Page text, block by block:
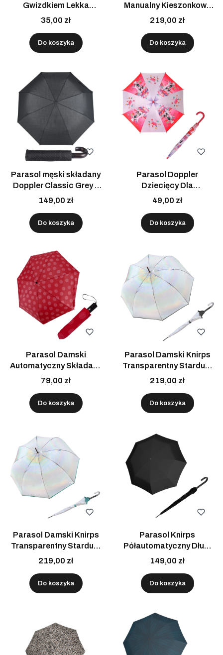
Gwizdkiem Lekka
Automatyczna Różowa
-Żyrafy
35,00 zł
Do koszyka
Manualny Kieszonkowy
Lekki Składany Z
Pokrowcem Knirps X1
219,00 zł
Do koszyka
Parasol męski składany
Doppler Classic Grey z
drewnianą rączką
149,00 zł
Do koszyka
Parasol Doppler
Dziecięcy Dla
Dziewczynki Manualny
Długi W Pieski
49,00 zł
Do koszyka
Parasol Damski
Automatyczny Składany
Czerwony Doppler Mały
Do Torebki
79,00 zł
Do koszyka
Parasol Damski Knirps
Transparentny Stardust
Półautomatyczny Długi
219,00 zł
Do koszyka
Parasol Damski Knirps
Transparentny Stardust
Półautomatyczny Długi
219,00 zł
Do koszyka
Parasol Knirps
Półautomatyczny Długi
Czarny Premium
149,00 zł
Do koszyka